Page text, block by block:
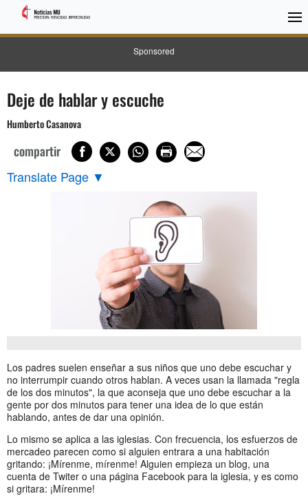
Sponsored
Deje de hablar y escuche
Humberto Casanova
compartir
Translate Page ▼
Los padres suelen enseñar a sus niños que uno debe escuchar y
no interrumpir cuando otros hablan. A veces usan la llamada "regla
de los dos minutos", la que aconseja que uno debe escuchar a la
gente por dos minutos para tener una idea de lo que están
hablando, antes de dar una opinión.
Lo mismo se aplica a las iglesias. Con frecuencia, los esfuerzos de
mercadeo parecen como si alguien entrara a una habitación
gritando: ¡Mírenme, mírenme! Alguien empieza un blog, una
cuenta de Twiter o una página Facebook para la iglesia, y es como
si gritara: ¡Mírenme!